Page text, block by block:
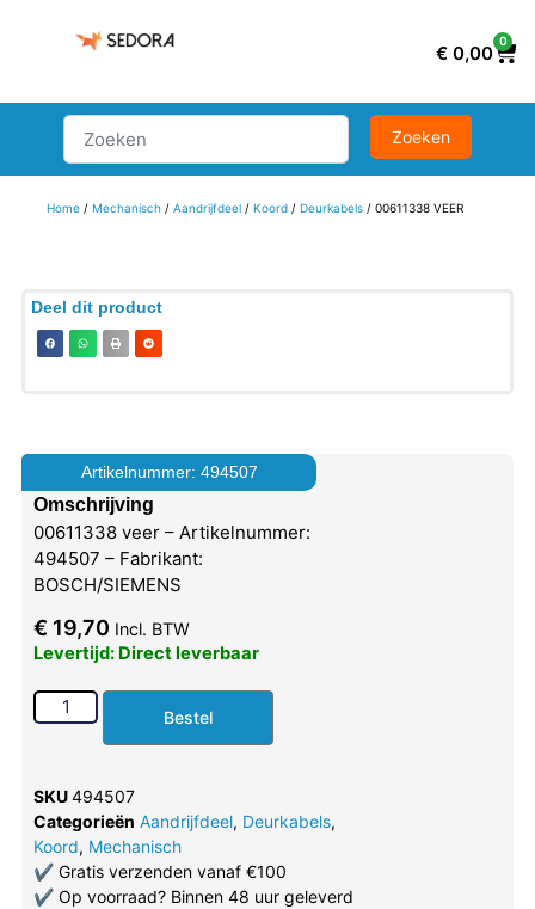
€ 0,00
0
Home/ Mechanisch/ Aandrijfdeel/ Koord/ Deurkabels/ 00611338 VEER
Deel dit product
Artikelnummer: 494507
Omschrijving
00611338 veer – Artikelnummer:
494507 – Fabrikant:
BOSCH/SIEMENS
€ 19,70 Incl. BTW
Levertijd: Direct leverbaar
Bestel
SKU494507
Categorieën Aandrijfdeel, Deurkabels,
Koord, Mechanisch
✔Gratis verzenden vanaf €100
✔Op voorraad? Binnen 48 uur geleverd